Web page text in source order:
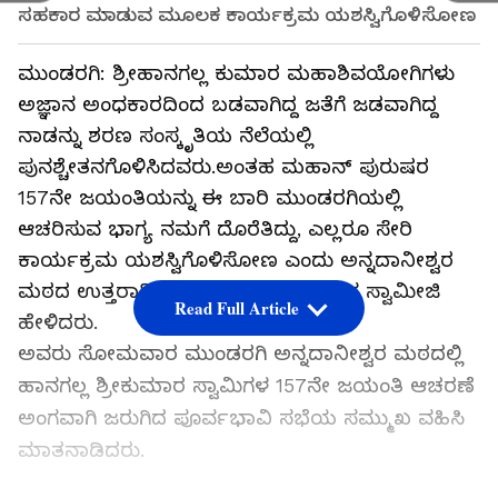
ಸಹಕಾರ ಮಾಡುವ ಮೂಲಕ ಕಾರ್ಯಕ್ರಮ ಯಶಸ್ವಿಗೊಳಿಸೋಣ
ಮುಂಡರಗಿ: ಶ್ರೀಹಾನಗಲ್ಲ ಕುಮಾರ ಮಹಾಶಿವಯೋಗಿಗಳು
ಅಜ್ಞಾನ ಅಂಧಕಾರದಿಂದ ಬಡವಾಗಿದ್ದ ಜತೆಗೆ ಜಡವಾಗಿದ್ದ
ನಾಡನ್ನು ಶರಣ ಸಂಸ್ಕೃತಿಯ ನೆಲೆಯಲ್ಲಿ
ಪುನಶ್ಚೇತನಗೊಳಿಸಿದವರು.ಅಂತಹ ಮಹಾನ್ ಪುರುಷರ
157ನೇ ಜಯಂತಿಯನ್ನು ಈ ಬಾರಿ ಮುಂಡರಗಿಯಲ್ಲಿ
ಆಚರಿಸುವ ಭಾಗ್ಯ ನಮಗೆ ದೊರೆತಿದ್ದು, ಎಲ್ಲರೂ ಸೇರಿ
ಕಾರ್ಯಕ್ರಮ ಯಶಸ್ವಿಗೊಳಿಸೋಣ ಎಂದು ಅನ್ನದಾನೀಶ್ವರ
ಮಠದ ಉತ್ತರಾಧಿಕಾರಿ ಜ.ಡಾ.ಮಲ್ಲಿಕಾರ್ಜುನ ಸ್ವಾಮೀಜಿ
ಹೇಳಿದರು.
ಅವರು ಸೋಮವಾರ ಮುಂಡರಗಿ ಅನ್ನದಾನೀಶ್ವರ ಮಠದಲ್ಲಿ
ಹಾನಗಲ್ಲ ಶ್ರೀಕುಮಾರ ಸ್ವಾಮಿಗಳ 157ನೇ ಜಯಂತಿ ಆಚರಣೆ
ಅಂಗವಾಗಿ ಜರುಗಿದ ಪೂರ್ವಭಾವಿ ಸಭೆಯ ಸಮ್ಮುಖ ವಹಿಸಿ
ಮಾತನಾಡಿದರು.
Read Full Article